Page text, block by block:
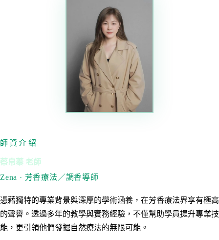
師資介紹
蔡帛蓁 老師
Zena · 芳香療法／調香導師
憑藉獨特的專業背景與深厚的學術涵養，在芳香療法界享有極高
的聲譽。透過多年的教學與實務經驗，不僅幫助學員提升專業技
能，更引領他們發掘自然療法的無限可能。